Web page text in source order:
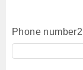
Phone number2